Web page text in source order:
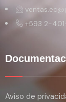
+593 2-
Aviso de